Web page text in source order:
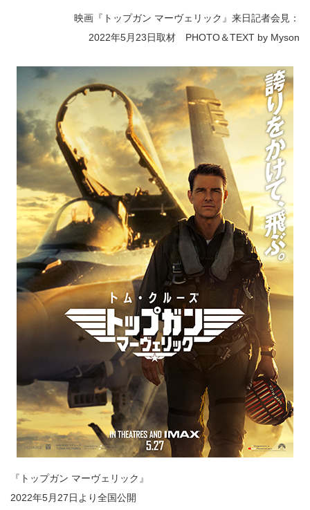
映画『トップガン マーヴェリック』来日記者会見：
2022年5月23日取材 PHOTO＆TEXT by Myson
『トップガン マーヴェリック』
2022年5月27日より全国公開